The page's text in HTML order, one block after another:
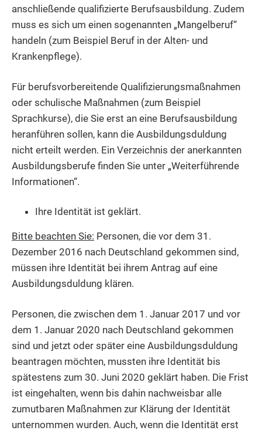
anschließende qualifizierte Berufsausbildung. Zudem
muss es sich um einen sogenannten „Mangelberuf“
handeln (zum Beispiel Beruf in der Alten- und
Krankenpflege).
Für berufsvorbereitende Qualifizierungsmaßnahmen
oder schulische Maßnahmen (zum Beispiel
Sprachkurse), die Sie erst an eine Berufsausbildung
heranführen sollen, kann die Ausbildungsduldung
nicht erteilt werden. Ein Verzeichnis der anerkannten
Ausbildungsberufe finden Sie unter „Weiterführende
Informationen“.
Ihre Identität ist geklärt.
Bitte beachten Sie: Personen, die vor dem 31.
Dezember 2016 nach Deutschland gekommen sind,
müssen ihre Identität bei ihrem Antrag auf eine
Ausbildungsduldung klären.
Personen, die zwischen dem 1. Januar 2017 und vor
dem 1. Januar 2020 nach Deutschland gekommen
sind und jetzt oder später eine Ausbildungsduldung
beantragen möchten, mussten ihre Identität bis
spätestens zum 30. Juni 2020 geklärt haben. Die Frist
ist eingehalten, wenn bis dahin nachweisbar alle
zumutbaren Maßnahmen zur Klärung der Identität
unternommen wurden. Auch, wenn die Identität erst